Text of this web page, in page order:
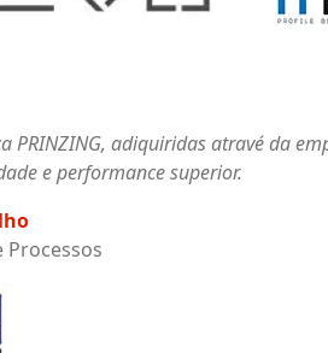
aquisição da Calandra Prinzing e
nossa produtividade, nos deram
e também o ótimo atendimento
e recomenda a SEMAC e as